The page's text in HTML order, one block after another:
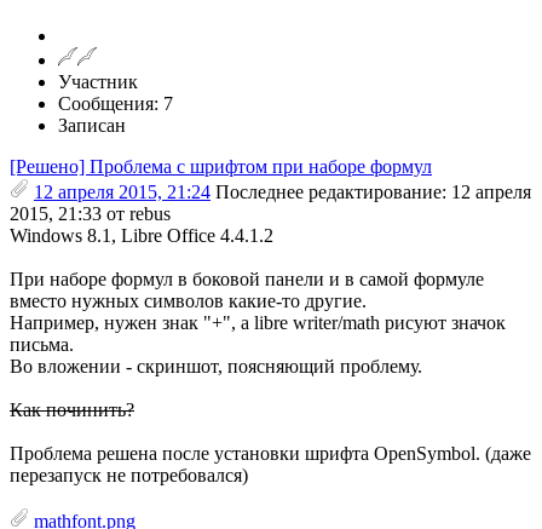
Участник
Сообщения: 7
Записан
[Решено] Проблема с шрифтом при наборе формул
12 апреля 2015, 21:24 Последнее редактирование: 12 апреля
2015, 21:33 от rebus
Windows 8.1, Libre Office 4.4.1.2
При наборе формул в боковой панели и в самой формуле
вместо нужных символов какие-то другие.
Например, нужен знак "+", а libre writer/math рисуют значок
письма.
Во вложении - скриншот, поясняющий проблему.
Как починить?
Проблема решена после установки шрифта OpenSymbol. (даже
перезапуск не потребовался)
mathfont.png